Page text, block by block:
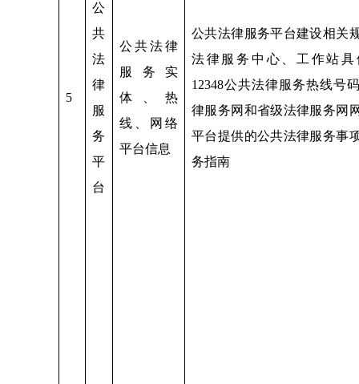
5
公
共
法
律
服
务
平
台
公共法律
服务实
体、热
线、网络
平台信息
公共法律服务平台建设相关
法律服务中心、工作站具
12348公共法律服务热线号
律服务网和省级法律服务网
平台提供的公共法律服务事
务指南